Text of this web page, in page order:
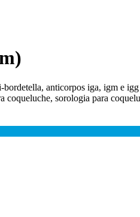
bordetella, anticorpos iga, igm e
coqueluche, sorologia para